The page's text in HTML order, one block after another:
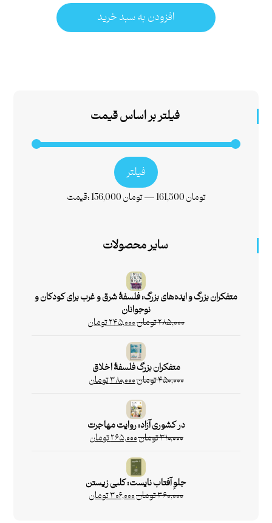
افزودن به سبد خرید
فیلتر بر اساس قیمت
فیلتر
قیمت: 136,000 تومان— 161,500 تومان
سایر محصولات
متفکران بزرگ و ایده‌های بزرگ: فلسفۀ شرق و غرب برای کودکان و
نوجوانان
۲۸۵,۰۰۰تومان۲۴۵,۰۰۰تومان
متفکران بزرگ فلسفۀ اخلاق
۴۵۰,۰۰۰تومان۳۸۰,۰۰۰تومان
در کشوری آزاد: روایت مهاجرت
۳۱۰,۰۰۰تومان۲۶۵,۰۰۰تومان
جلوِ آفتاب نایست: کلبی زیستن
۳۶۰,۰۰۰تومان۳۰۶,۰۰۰تومان